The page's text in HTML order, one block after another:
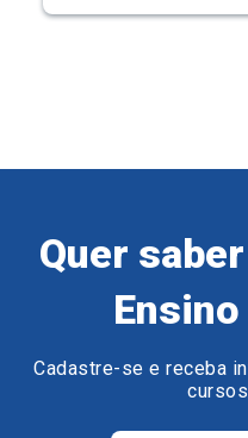
Quer
Cadastre-se e receba